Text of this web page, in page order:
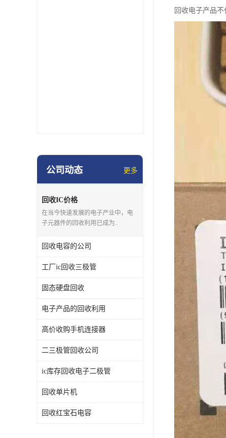
公司动态 更多
回收IC价格
在当今快速发展的电子产业中，电
子元器件的回收利用已成为..
回收电容的公司
工厂ic回收三极管
固态硬盘回收
电子产品的回收利用
高价收购手机连接器
二三极管回收公司
ic库存回收电子二极管
回收单片机
回收红宝石电容
回收电子产品